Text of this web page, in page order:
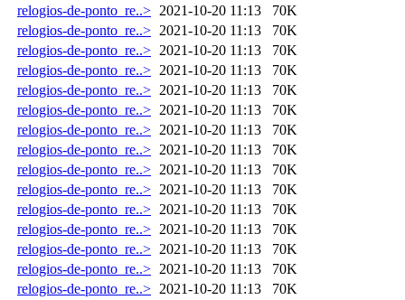
relogios-de-ponto_re..> 2021-10-20 11:13
70K
relogios-de-ponto_re..> 2021-10-20 11:13
70K
relogios-de-ponto_re..> 2021-10-20 11:13
70K
relogios-de-ponto_re..> 2021-10-20 11:13
70K
relogios-de-ponto_re..> 2021-10-20 11:13
70K
relogios-de-ponto_re..> 2021-10-20 11:13
70K
relogios-de-ponto_re..> 2021-10-20 11:13
70K
relogios-de-ponto_re..> 2021-10-20 11:13
70K
relogios-de-ponto_re..> 2021-10-20 11:13
70K
relogios-de-ponto_re..> 2021-10-20 11:13
70K
relogios-de-ponto_re..> 2021-10-20 11:13
70K
relogios-de-ponto_re..> 2021-10-20 11:13
70K
relogios-de-ponto_re..> 2021-10-20 11:13
70K
relogios-de-ponto_re..> 2021-10-20 11:13
70K
relogios-de-ponto_re..> 2021-10-20 11:13
70K